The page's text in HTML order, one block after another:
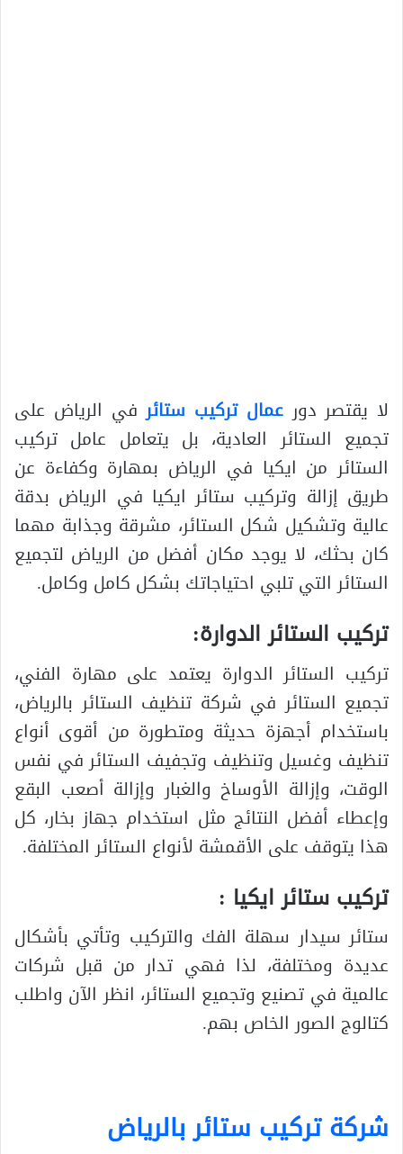
لا يقتصر دورعمال تركيب ستائر في الرياض على
تجميع الستائر العادية، بل يتعامل عامل تركيب
الستائر من ايكيا في الرياض بمهارة وكفاءة عن
طريق إزالة وتركيب ستائر ايكيا في الرياض بدقة
عالية وتشكيل شكل الستائر، مشرقة وجذابة مهما
كان بحثك، لا يوجد مكان أفضل من الرياض لتجميع
الستائر التي تلبي احتياجاتك بشكل كامل وكامل.
تركيب الستائر الدوارة:
تركيب الستائر الدوارة يعتمد على مهارة الفني،
تجميع الستائر في شركة تنظيف الستائر بالرياض،
باستخدام أجهزة حديثة ومتطورة من أقوى أنواع
تنظيف وغسيل وتنظيف وتجفيف الستائر في نفس
الوقت، وإزالة الأوساخ والغبار وإزالة أصعب البقع
وإعطاء أفضل النتائج مثل استخدام جهاز بخار، كل
هذا يتوقف على الأقمشة لأنواع الستائر المختلفة.
تركيب ستائر ايكيا :
ستائر سيدار سهلة الفك والتركيب وتأتي بأشكال
عديدة ومختلفة، لذا فهي تدار من قبل شركات
عالمية في تصنيع وتجميع الستائر، انظر الآن واطلب
كتالوج الصور الخاص بهم.
شركة تركيب ستائر بالرياض